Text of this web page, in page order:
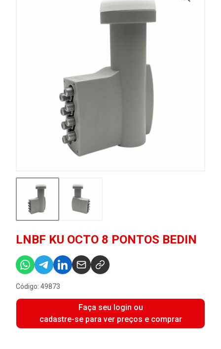
LNBF KU OCTO 8 PONTOS BEDIN
Código: 49873
Faça seu login ou
cadastre-se para ver preços e comprar